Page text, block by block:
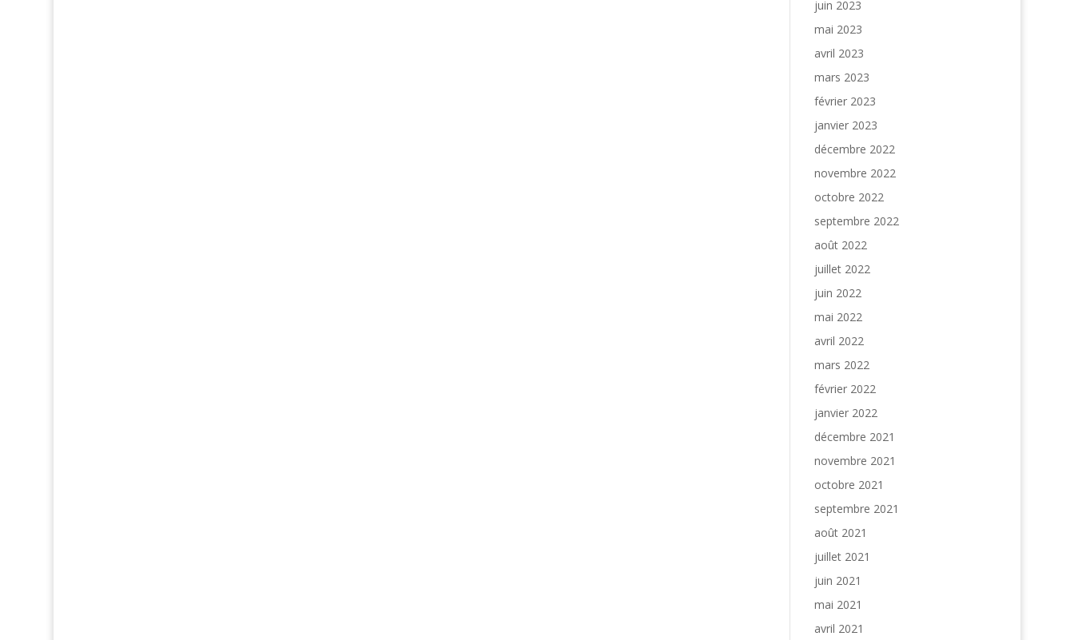
juin 2023
mai 2023
avril 2023
mars 2023
février 2023
janvier 2023
décembre 2022
novembre 2022
octobre 2022
septembre 2022
août 2022
juillet 2022
juin 2022
mai 2022
avril 2022
mars 2022
février 2022
janvier 2022
décembre 2021
novembre 2021
octobre 2021
septembre 2021
août 2021
juillet 2021
juin 2021
mai 2021
avril 2021